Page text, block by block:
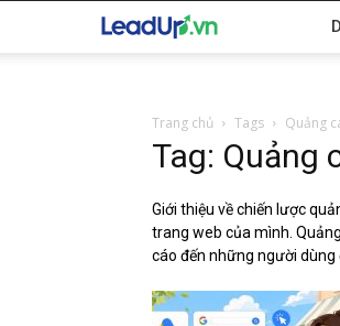
LeadUp.vn
Trang chủ Tags Quảng
Tag: Quảng
Giới thiệu về chiến lược
trang web của mình.
cáo đến những người